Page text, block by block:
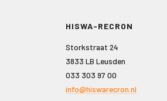
HISWA-RECRON
Storkstraat 24
3833 LB Leusden
033 303 97 00
info@hiswarecron.nl